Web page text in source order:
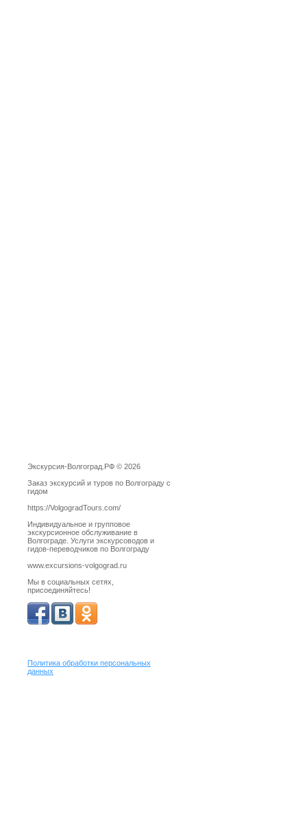
Экскурсия-Волгоград.РФ © 2026
Заказ экскурсий и туров по Волгограду с
гидом
https://VolgogradTours.com/
Индивидуальное и групповое
экскурсионное обслуживание в
Волгограде. Услуги экскурсоводов и
гидов-переводчиков по Волгограду
www.excursions-volgograd.ru
Мы в социальных сетях,
присоединяйтесь!
Политика обработки персональных
данных